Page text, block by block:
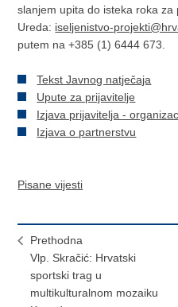
slanjem upita do isteka roka
Ureda: iseljenistvo-
putem na +385 (1) 6444 673.
Tekst Javnog natječaja
Upute za prijavitelje
Izjava prijavitelja -
Izjava o partnerstvu
Pisane vijesti
Prethodna
Vlp. Skračić: Hrvatski
sportski trag u
multikulturalnom mozaiku